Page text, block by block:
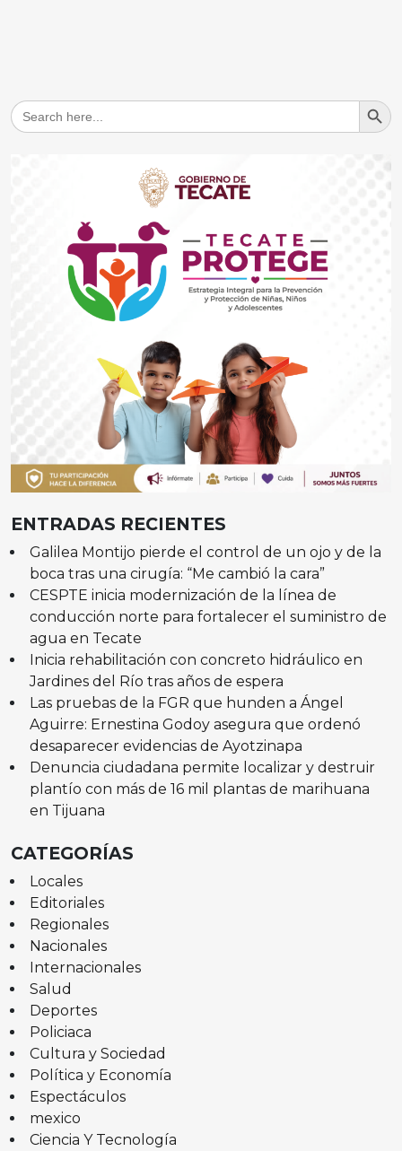
Search
for:
Search
ENTRADAS RECIENTES
Galilea Montijo pierde el control de un ojo y de la
boca tras una cirugía: “Me cambió la cara”
CESPTE inicia modernización de la línea de
conducción norte para fortalecer el suministro de
agua en Tecate
Inicia rehabilitación con concreto hidráulico en
Jardines del Río tras años de espera
Las pruebas de la FGR que hunden a Ángel
Aguirre: Ernestina Godoy asegura que ordenó
desaparecer evidencias de Ayotzinapa
Denuncia ciudadana permite localizar y destruir
plantío con más de 16 mil plantas de marihuana
en Tijuana
CATEGORÍAS
Locales
Editoriales
Regionales
Nacionales
Internacionales
Salud
Deportes
Policiaca
Cultura y Sociedad
Política y Economía
Espectáculos
mexico
Ciencia Y Tecnología